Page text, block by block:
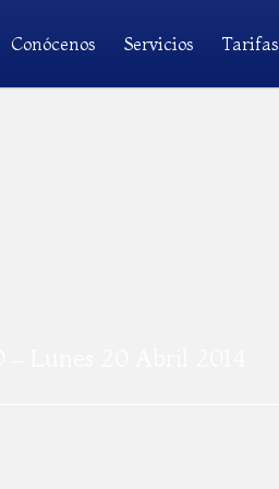
Conócenos Servicios Tarifas